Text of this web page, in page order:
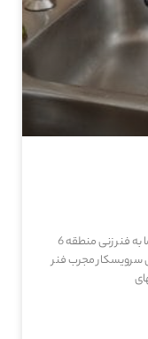
در این مطلب ابتدا به این می پردازیم که چرا شما به فنر زنی منطقه 6
سرویسکار مجرب فنر